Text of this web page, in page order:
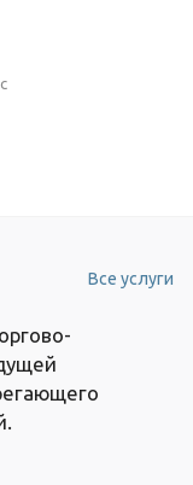
Все услуги